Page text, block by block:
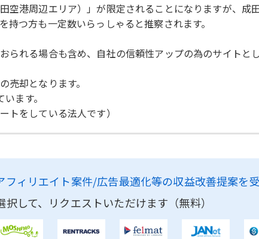
空港周辺エリア）」が限定されることになりますが、
つ方も一定数いらっしゃると推察されます。
られる場合も含め、自社の信頼性アップの為のサイトと
却となります。
ます。
トをしている法人です）
フィリエイト案件/広告最適化等の収益改善提案を
して、リクエストいただけます（無料）